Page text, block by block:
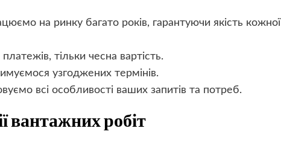
на ринку багато років, гарантуючи якість кожної
тільки чесна вартість.
узгоджених термінів.
всі особливості ваших запитів та потреб.
вантажних робіт